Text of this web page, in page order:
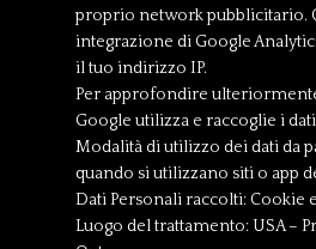
proprio network pubblicitario.
integrazione di Google
il tuo indirizzo IP.
Per approfondire
Google utilizza e raccoglie i
Modalità di utilizzo dei dati da
quando si utilizzano siti o app
Dati Personali raccolti: Cookie
Luogo del trattamento: USA –